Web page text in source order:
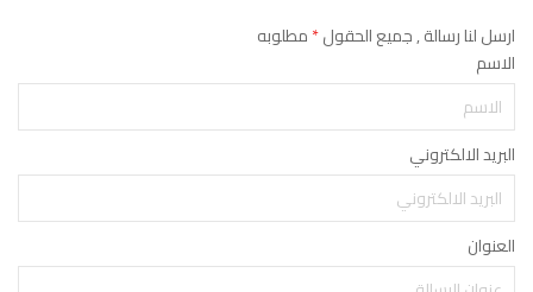
ارسل لنا رسالة , جميع الحقول*مطلوبه
الاسم
البريد الالكتروني
العنوان